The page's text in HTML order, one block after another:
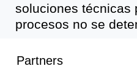
soluciones técnicas
procesos no se
Partners